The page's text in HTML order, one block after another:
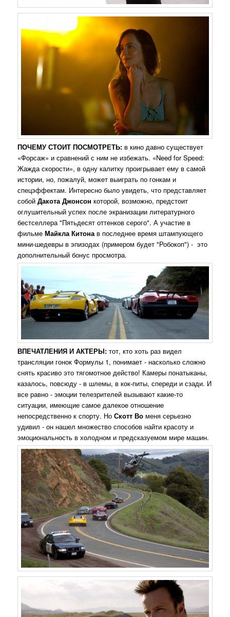
ПОЧЕМУ СТОИТ ПОСМОТРЕТЬ:в кино давно существует
«Форсаж» и сравнений с ним не избежать. «Need for Speed:
Жажда скорости», в одну калитку проигрывает ему в самой
истории, но, пожалуй, может выиграть по гонкам и
спецэффектам. Интересно было увидеть, что представляет
собойДакота Джонсон которой, возможно, предстоит
оглушительный успех после экранизации литературного
бестселлера "Пятьдесят оттенков серого". А участие в
фильмеМайкла Китона в последнее время штампующего
мини-шедевры в эпизодах (примером будет "Робокоп") - это
дополнительный бонус просмотра.
ВПЕЧАТЛЕНИЯ И АКТЕРЫ: тот, кто хоть раз видел
трансляции гонок Формулы 1, понимает - насколько сложно
снять красиво это тягомотное действо! Камеры понатыканы,
казалось, повсюду - в шлемы, в кок-питы, спереди и сзади. И
все равно - эмоции телезрителей вызывают какие-то
ситуации, имеющие самое далекое отношение
непосредственно к спорту. НоСкотт Воменя серьезно
удивил - он нашел множество способов найти красоту и
эмоциональность в холодном и предсказуемом мире машин.